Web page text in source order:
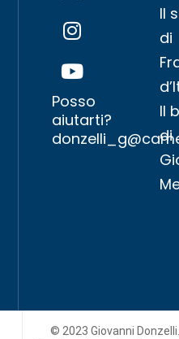
Posso
aiutarti?
Il
di
Il
di
© 2023 Giovanni